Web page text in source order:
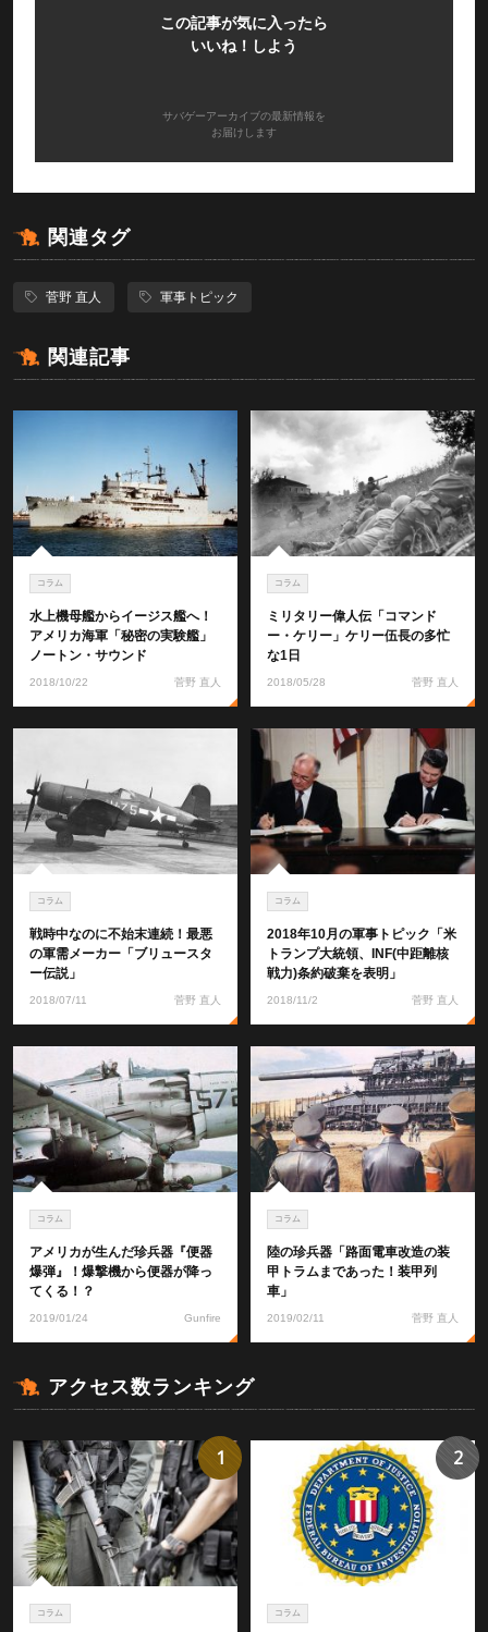
この記事が気に入ったら
いいね！しよう
サバゲーアーカイブの最新情報を
お届けします
関連タグ
菅野 直人 軍事トピック
関連記事
コラム
水上機母艦からイージス艦へ！
アメリカ海軍「秘密の実験艦」
ノートン・サウンド
2018/10/22 菅野 直人
コラム
ミリタリー偉人伝「コマンド
ー・ケリー」ケリー伍長の多忙
な1日
2018/05/28 菅野 直人
コラム
戦時中なのに不始末連続！最悪
の軍需メーカー「ブリュースタ
ー伝説」
2018/07/11 菅野 直人
コラム
2018年10月の軍事トピック「米
トランプ大統領、INF(中距離核
戦力)条約破棄を表明」
2018/11/2 菅野 直人
コラム
アメリカが生んだ珍兵器『便器
爆弾』！爆撃機から便器が降っ
てくる！？
2019/01/24 Gunfire
コラム
陸の珍兵器「路面電車改造の装
甲トラムまであった！装甲列
車」
2019/02/11 菅野 直人
アクセス数ランキング
コラム
1
コラム
2